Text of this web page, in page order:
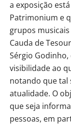
a exposição
Patrimonium e
grupos musicais
Cauda de
Sérgio
visibilidade ao
notando que tal
atualidade. O
que seja
pessoas, em